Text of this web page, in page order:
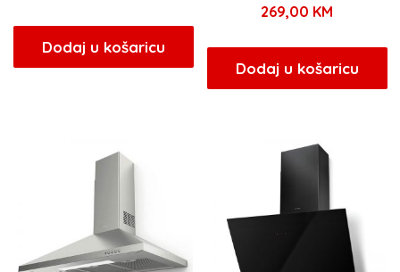
Dodaj u košaricu
269,00 KM
Dodaj u košaricu